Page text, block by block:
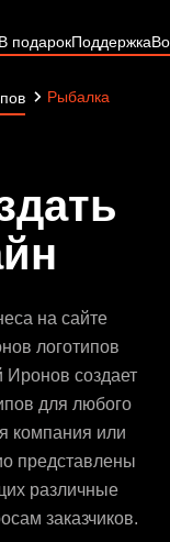
В подарокПоддержка
Рыбалка
на сайте
логотипов
Иронов создает
для любого
компания или
представлены
различные
заказчиков.